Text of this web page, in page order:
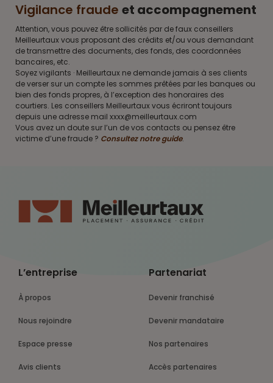
Vigilance fraude et accompagnement
Attention, vous pouvez être sollicités par de faux conseillers
Meilleurtaux vous proposant des crédits et/ou vous demandant
de transmettre des documents, des fonds, des coordonnées
bancaires, etc.
Soyez vigilants · Meilleurtaux ne demande jamais à ses clients
de verser sur un compte les sommes prêtées par les banques ou
bien des fonds propres, à l’exception des honoraires des
courtiers. Les conseillers Meilleurtaux vous écriront toujours
depuis une adresse mail xxxx@meilleurtaux.com
Vous avez un doute sur l’un de vos contacts ou pensez être
victime d’une fraude ? Consultez notre guide.
L’entreprise
À propos
Nous rejoindre
Espace presse
Avis clients
Partenariat
Devenir franchisé
Devenir mandataire
Nos partenaires
Accès partenaires